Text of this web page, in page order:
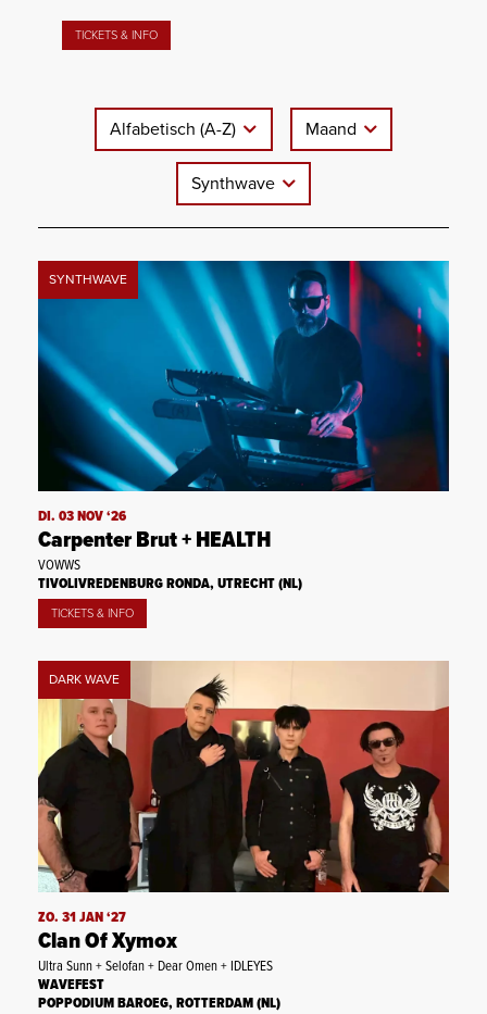
TICKETS & INFO
Alfabetisch (A-Z) Maand
Synthwave
SYNTHWAVE
DI. 03 NOV ‘26
Carpenter Brut + HEALTH
VOWWS
TIVOLIVREDENBURG RONDA, UTRECHT (NL)
TICKETS & INFO
DARK WAVE
ZO. 31 JAN ‘27
Clan Of Xymox
Ultra Sunn + Selofan + Dear Omen + IDLEYES
WAVEFEST
POPPODIUM BAROEG, ROTTERDAM (NL)